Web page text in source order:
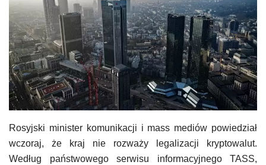
Rosyjski minister komunikacji i mass mediów powiedział
wczoraj, że kraj nie rozważy legalizacji kryptowalut.
Według państwowego serwisu informacyjnego TASS,